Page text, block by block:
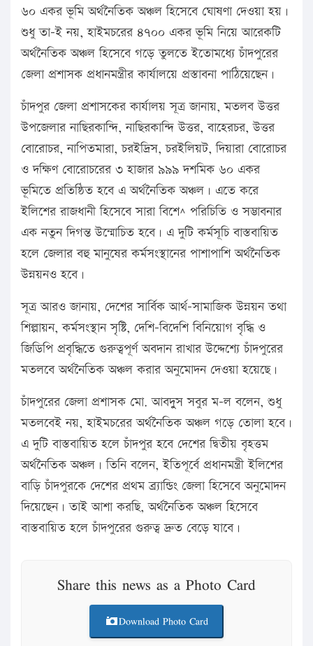
৬০ একর ভূমি অর্থনৈতিক অঞ্চল হিসেবে ঘোষণা দেওয়া হয়।
শুধু তা-ই নয়, হাইমচরের ৪৭০০ একর ভূমি নিয়ে আরেকটি
অর্থনৈতিক অঞ্চল হিসেবে গড়ে তুলতে ইতোমধ্যে চাঁদপুরের
জেলা প্রশাসক প্রধানমন্ত্রীর কার্যালয়ে প্রস্তাবনা পাঠিয়েছেন।
চাঁদপুর জেলা প্রশাসকের কার্যালয় সূত্র জানায়, মতলব উত্তর
উপজেলার নাছিরকান্দি, নাছিরকান্দি উত্তর, বাহেরচর, উত্তর
বোরোচর, নাপিতমারা, চরইদ্রিস, চরইলিয়ট, দিয়ারা বোরোচর
ও দক্ষিণ বোরোচরের ৩ হাজার ৯৯৯ দশমিক ৬০ একর
ভূমিতে প্রতিষ্ঠিত হবে এ অর্থনৈতিক অঞ্চল। এতে করে
ইলিশের রাজধানী হিসেবে সারা বিশে^ পরিচিতি ও সম্ভাবনার
এক নতুন দিগন্ত উন্মোচিত হবে। এ দুটি কর্মসূচি বাস্তবায়িত
হলে জেলার বহু মানুষের কর্মসংস্থানের পাশাপাশি অর্থনৈতিক
উন্নয়নও হবে।
সূত্র আরও জানায়, দেশের সার্বিক আর্থ-সামাজিক উন্নয়ন তথা
শিল্পায়ন, কর্মসংস্থান সৃষ্টি, দেশি-বিদেশি বিনিয়োগ বৃদ্ধি ও
জিডিপি প্রবৃদ্ধিতে গুরুত্বপূর্ণ অবদান রাখার উদ্দেশ্যে চাঁদপুরের
মতলবে অর্থনৈতিক অঞ্চল করার অনুমোদন দেওয়া হয়েছে।
চাঁদপুরের জেলা প্রশাসক মো. আবদুুস সবুর ম-ল বলেন, শুধু
মতলবেই নয়, হাইমচরের অর্থনৈতিক অঞ্চল গড়ে তোলা হবে।
এ দুটি বাস্তবায়িত হলে চাঁদপুর হবে দেশের দ্বিতীয় বৃহত্তম
অর্থনৈতিক অঞ্চল। তিনি বলেন, ইতিপূর্বে প্রধানমন্ত্রী ইলিশের
বাড়ি চাঁদপুরকে দেশের প্রথম ব্র্যান্ডিং জেলা হিসেবে অনুমোদন
দিয়েছেন। তাই আশা করছি, অর্থনৈতিক অঞ্চল হিসেবে
বাস্তবায়িত হলে চাঁদপুরের গুরুত্ব দ্রুত বেড়ে যাবে।
Share this news as a Photo Card
Download Photo Card